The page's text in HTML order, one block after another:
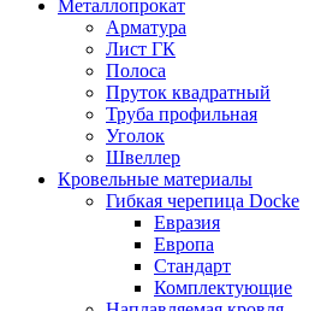
Металлопрокат
Арматура
Лист ГК
Полоса
Пруток квадратный
Труба профильная
Уголок
Швеллер
Кровельные материалы
Гибкая черепица Docke
Евразия
Европа
Стандарт
Комплектующие